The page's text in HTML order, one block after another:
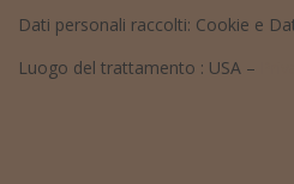
Dati personali raccolti: Cookie e
Luogo del trattamento : USA –